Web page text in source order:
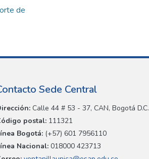
de
Sede Central
Calle 44 # 53 - 37, CAN, Bogotá D.C.
postal: 111321
Bogotá: (+57) 601 7956110
Nacional: 018000 423713